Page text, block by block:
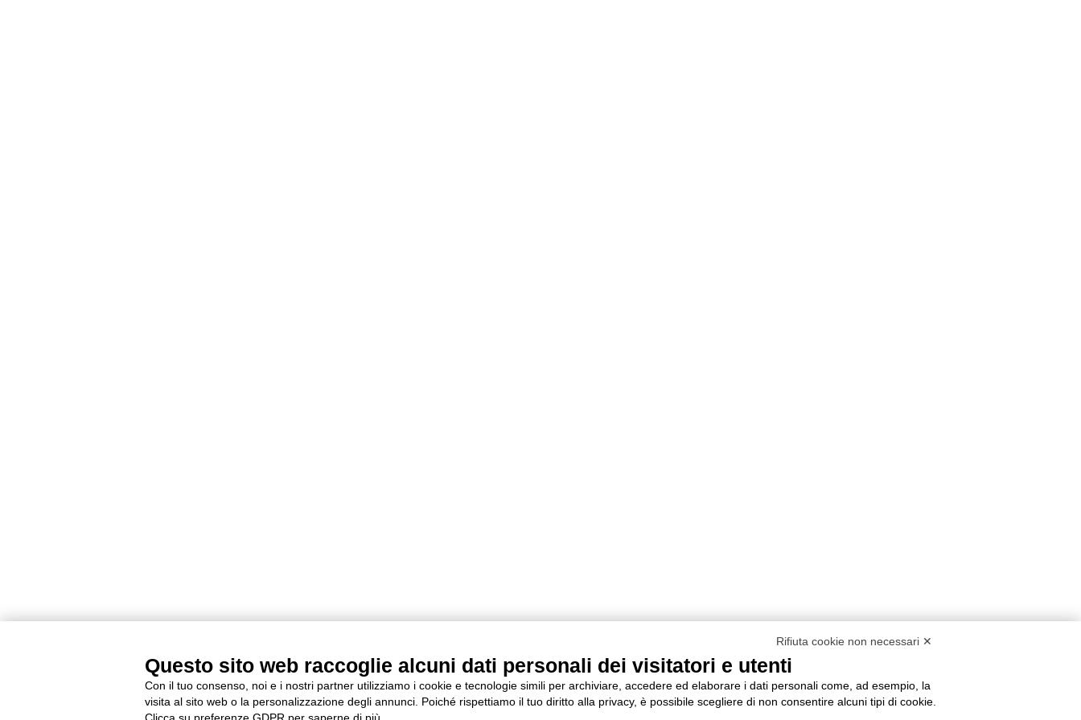
Rifiuta cookie non necessari ✕
Questo sito web raccoglie alcuni dati personali dei visitatori e utenti
Con il tuo consenso, noi e i nostri partner utilizziamo i cookie e tecnologie simili per archiviare, accedere ed elaborare i dati personali come, ad esempio, la
visita al sito web o la personalizzazione degli annunci. Poiché rispettiamo il tuo diritto alla privacy, è possibile scegliere di non consentire alcuni tipi di cookie.